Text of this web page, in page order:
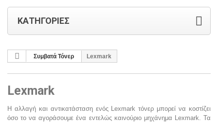
ΚΑΤΗΓΟΡΊΕΣ
Συμβατά Τόνερ Lexmark
Lexmark
Η αλλαγή και αντικατάσταση ενός Lexmark τόνερ μπορεί να κοστίζει
όσο το να αγοράσουμε ένα εντελώς καινούριο μηχάνημα Lexmark. Τα